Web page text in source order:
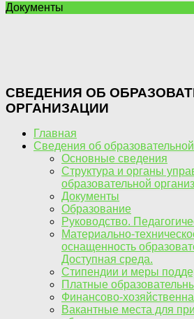
Документы
СВЕДЕНИЯ ОБ
ОРГАНИЗАЦИИ
Главная
Сведения об
Основные сведения
Структура и органы
образовательной
Документы
Образование
Руководство.
Материально-
оснащенность
Доступная среда.
Стипендии и меры
Платные
Финансово-
Вакантные места для